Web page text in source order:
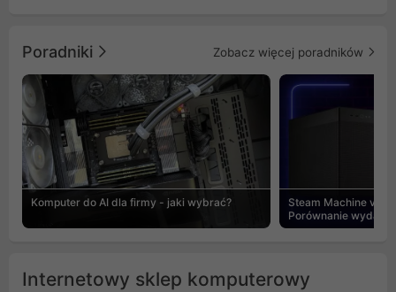
Poradniki Zobacz więcej poradników
Komputer do AI dla firmy - jaki wybrać?
Steam Machine vs
Porównanie
Internetowy sklep komputerowy